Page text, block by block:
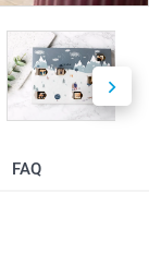
FAQ